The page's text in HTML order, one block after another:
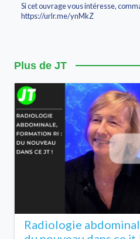
Si cet ouvrage vous intéresse,
https://urlr.me/ynMkZ
Plus de JT
Radiologie